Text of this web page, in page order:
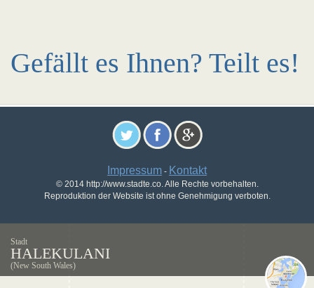
Gefällt es Ihnen? Teilt es!
Impressum - Kontakt
© 2014 http://www.stadte.co. Alle Rechte vorbehalten.
Reproduktion der Website ist ohne Genehmigung verboten.
Stadt
HALEKULANI
(New South Wales)